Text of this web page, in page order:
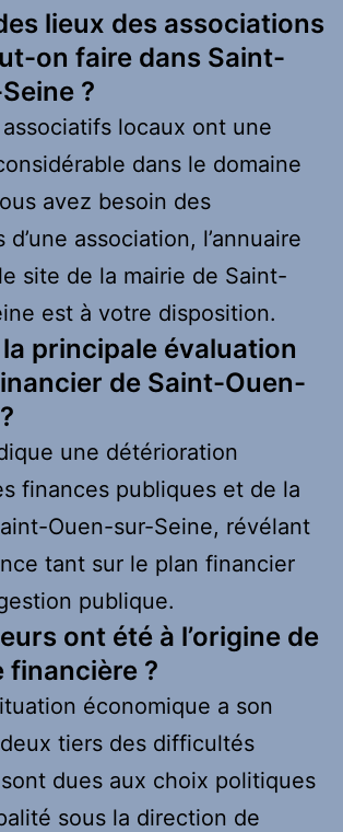
lieux des associations
on faire dans Saint-
?
locaux ont une
dans le domaine
avez besoin des
association, l’annuaire
site de la mairie de Saint-
est à votre disposition.
principale évaluation
de Saint-Ouen-
une détérioration
finances publiques et de la
Ouen-sur-Seine, révélant
tant sur le plan financier
publique.
ont été à l’origine de
financière ?
économique a son
tiers des difficultés
dues aux choix politiques
sous la direction de